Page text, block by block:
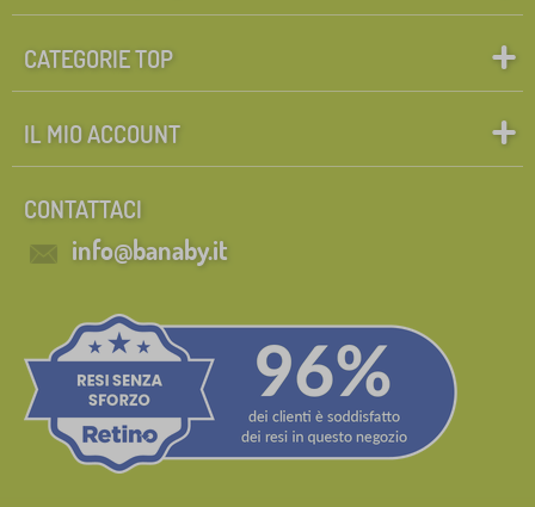
CATEGORIE TOP
IL MIO ACCOUNT
CONTATTACI
info@banaby.it